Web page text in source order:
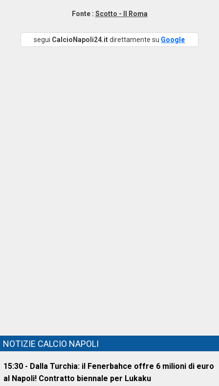
Fonte : Scotto - Il Roma
segui CalcioNapoli24.itdirettamente su Google
NOTIZIE CALCIO NAPOLI
15:30 - Dalla Turchia: il Fenerbahce offre 6 milioni di euro
al Napoli! Contratto biennale per Lukaku